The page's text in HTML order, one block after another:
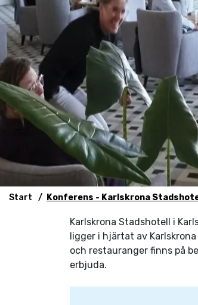
Start Konferens - Karlskrona
Karlskrona Stadshotell i
ligger i hjärtat av
och restauranger finns på
erbjuda.